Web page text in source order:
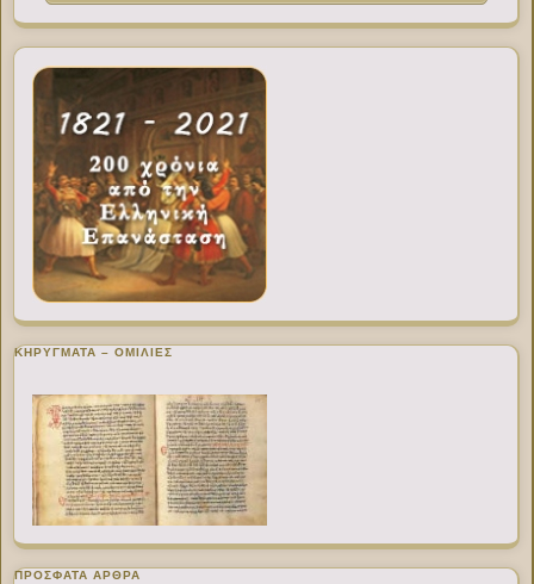
ΚΗΡΥΓΜΑΤΑ – ΟΜΙΛΙΕΣ
ΠΡΌΣΦΑΤΑ ΆΡΘΡΑ